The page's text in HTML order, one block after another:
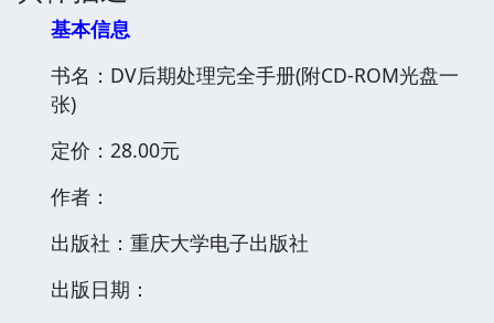
基本信息
书名：DV后期处理完全手册(附CD-ROM光盘一
张)
定价：28.00元
作者：
出版社：重庆大学电子出版社
出版日期：